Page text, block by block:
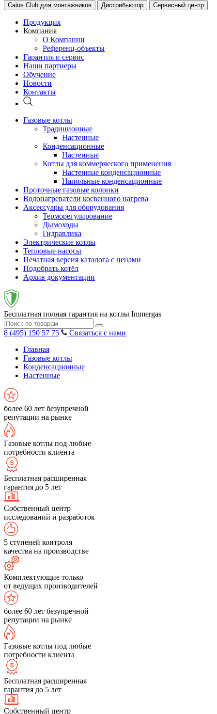
Caius Club для монтажников Дистрибьютор Сервисный центр
Продукция
Компания
О Компании
Референц-объекты
Гарантия и сервис
Наши партнеры
Обучение
Новости
Контакты
Газовые котлы
Традиционные
Настенные
Конденсационные
Настенные
Котлы для коммерческого применения
Настенные конденсационные
Напольные конденсационные
Проточные газовые колонки
Водонагреватели косвенного нагрева
Аксессуары для оборудования
Терморегулирование
Дымоходы
Гидравлика
Электрические котлы
Тепловые насосы
Печатная версия каталога с ценами
Подобрать котёл
Архив документации
Бесплатная полная гарантия на котлы Immergas
8 (495) 150 57 75
Связаться с нами
Главная
Газовые котлы
Конденсационные
Настенные
более 60 лет безупречной
репутации на рынке
Газовые котлы под любые
потребности клиента
Бесплатная расширенная
гарантия до 5 лет
Собственный центр
исследований и разработок
5 ступеней контроля
качества на производстве
Комплектующие только
от ведущих производителей
более 60 лет безупречной
репутации на рынке
Газовые котлы под любые
потребности клиента
Бесплатная расширенная
гарантия до 5 лет
Собственный центр